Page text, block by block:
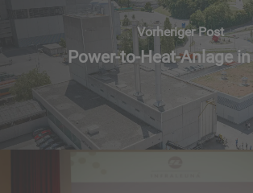
Vorheriger Post
Power-to-Heat-Anlage